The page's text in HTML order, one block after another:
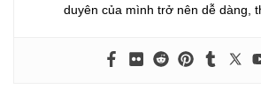
duyên của mình trở nên dễ dàng,